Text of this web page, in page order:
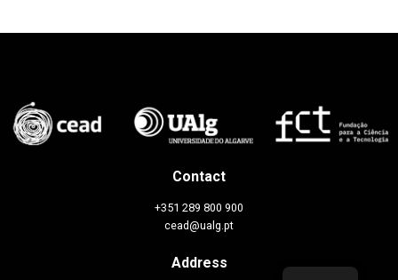
Contact
+351 289 800 900
cead@ualg.pt
Address